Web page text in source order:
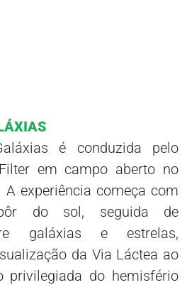
é conduzida pelo
em campo aberto no
experiência começa com
do sol, seguida de
galáxias e estrelas,
da Via Láctea ao
privilegiada do hemisfério